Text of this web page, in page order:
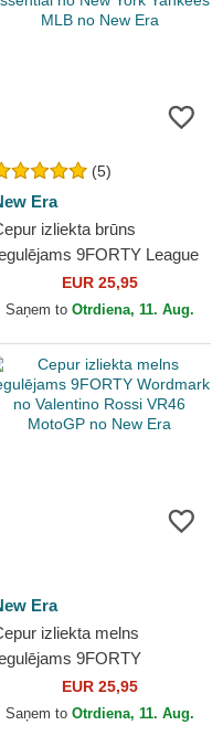
(5)
Era
izliekta brūns
9FORTY League
Essential no New York
Yankees MLB no New Era
EUR 25,95
Saņem to Otrdiena, 11. Aug.
Era
izliekta melns
9FORTY
Wordmark no Valentino Rossi
VR46 MotoGP no New Era
EUR 25,95
Saņem to Otrdiena, 11. Aug.